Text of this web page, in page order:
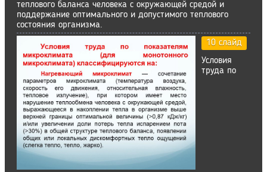
теплового баланса человека с окружающей средой и
поддержание оптимального и допустимого теплового
состояния организма.
10 слайд
Условия
труда по